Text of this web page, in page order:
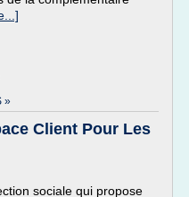
»
Client Pour Les
sociale qui propose